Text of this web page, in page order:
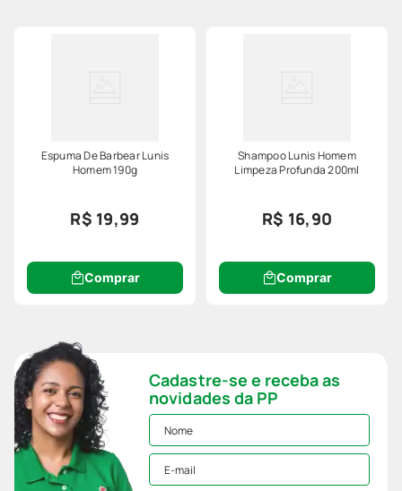
Espuma De Barbear Lunis
Homem 190g
R$ 19,99
Comprar
Shampoo Lunis Homem
Limpeza Profunda 200ml
R$ 16,90
Comprar
Cadastre-se e receba as
novidades da PP